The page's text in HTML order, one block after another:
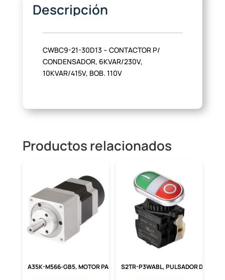
Descripción
CWBC9-21-30D13 – CONTACTOR P/
CONDENSADOR, 6KVAR/230V,
10KVAR/415V, BOB. 110V
Productos relacionados